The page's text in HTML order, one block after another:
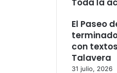
El Paseo
con
Talavera
31 julio, 2026